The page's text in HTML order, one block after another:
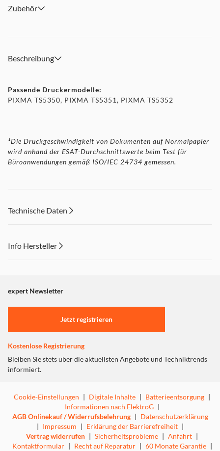
Zubehör
Beschreibung
Passende Druckermodelle:
PIXMA TS5350, PIXMA TS5351, PIXMA TS5352
¹Die Druckgeschwindigkeit von Dokumenten auf Normalpapier
wird anhand der ESAT-Durchschnittswerte beim Test für
Büroanwendungen gemäß ISO/IEC 24734 gemessen.
Technische Daten
Info Hersteller
"Marketing".
Einstellungen anpassen
expert Newsletter
Jetzt registrieren
Kostenlose Registrierung
Bleiben Sie stets über die aktuellsten Angebote und Techniktrends
informiert.
Cookie-Einstellungen | Digitale Inhalte | Batterieentsorgung |
Informationen nach ElektroG |
AGB Onlinekauf / Widerrufsbelehrung | Datenschutzerklärung
| Impressum | Erklärung der Barrierefreiheit |
Vertrag widerrufen | Sicherheitsprobleme | Anfahrt |
Kontaktformular | Recht auf Reparatur | 60 Monate Garantie |